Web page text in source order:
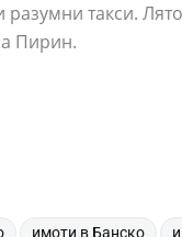
разумни такси.
Пирин.
имоти в Банско